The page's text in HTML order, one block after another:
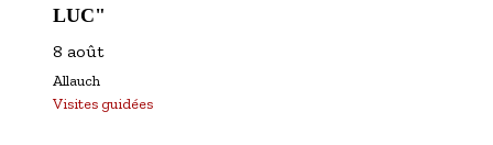
LUC"
8 août
Allauch
Visites guidées